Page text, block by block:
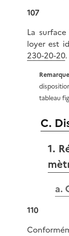
107
La
loyer est
230-20-20.
tableau
C.
1.
a.
110